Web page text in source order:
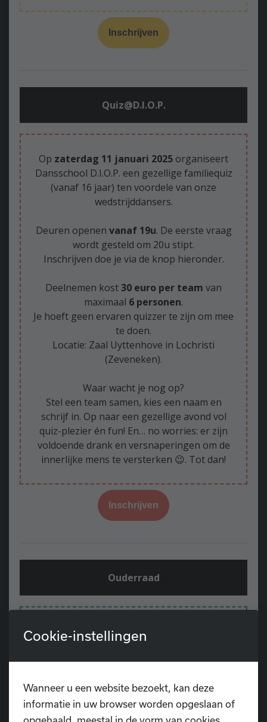
Inschrijven
Quiz@D.I.O.P.
Op zaterdag 11 januari 2025 organiseert
Dansschool D.I.O.P. een gezellige familiequiz
(vanaf 16 jaar) ten voordele van onze
wedstrijddansers.
Deuren openen vanaf 19u. De eerste vraag
wordt gesteld om 20u stipt.
Inschrijven doe je via de knop hieronder.
Deelnemen kost30 euro per team van
maximaal 6 personen.
Je hoeft geen ervaren quizzer te zijn om mee
te doen.
Locatie: Zaal Uyttenhove in Lochristi
(Zeveneken).
Waar wacht je nog op?
Stel een team samen, kies een naam en
schrijf in. Op naar een gezellige avond vol
quiz-plezier én fun! En… no worries: er zijn
voldoende drank en versnaperingen om de
innerlijke mens te versterken 😉. Tot dan!
Inschrijven
Ouderraad
“Soms moet je je plaats als ouderraad
opeisen in een vereniging”.
Cookie-instellingen
Wanneer u een website bezoekt, kan deze
informatie in uw browser worden opgeslaan of